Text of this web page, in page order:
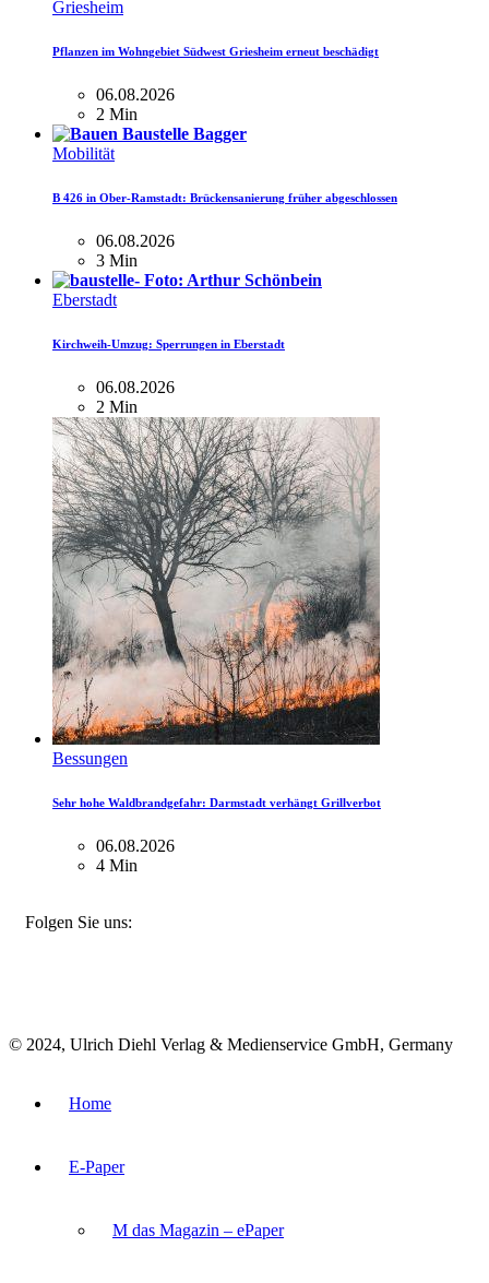
Griesheim
Pflanzen im Wohngebiet Südwest Griesheim erneut beschädigt
06.08.2026
2 Min
Mobilität
B 426 in Ober-Ramstadt: Brückensanierung früher abgeschlossen
06.08.2026
3 Min
Eberstadt
Kirchweih-Umzug: Sperrungen in Eberstadt
06.08.2026
2 Min
Bessungen
Sehr hohe Waldbrandgefahr: Darmstadt verhängt Grillverbot
06.08.2026
4 Min
Folgen Sie uns:
© 2024, Ulrich Diehl Verlag & Medienservice GmbH, Germany
Home
E-Paper
M das Magazin – ePaper